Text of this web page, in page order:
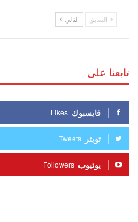
السابق التالي
تابعنا على
فايسبوك Likes
تويتر Tweets
يوتيوب Followers